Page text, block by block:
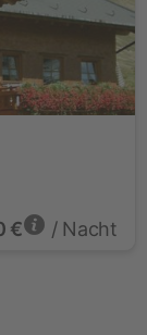
€ / Nacht